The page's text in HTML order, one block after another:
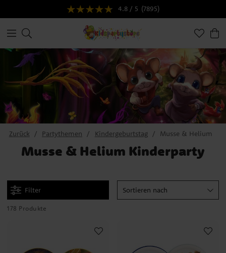
4.8 / 5 (7895)
Zurück Partythemen Kindergeburtstag Musse & Helium
Musse & Helium Kinderparty
Filter Sortieren nach
178 Produkte